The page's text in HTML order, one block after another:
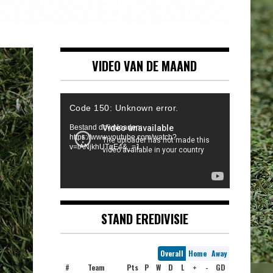
VIDEO VAN DE MAAND
Code 150: Unknown error.
Bestand downloaden:
https://www.youtube.com/watch?
v=iANjkhUTqE4&_=1
STAND EREDIVISIE
Overall Home Away
#
Team Pts P W D L + - GD